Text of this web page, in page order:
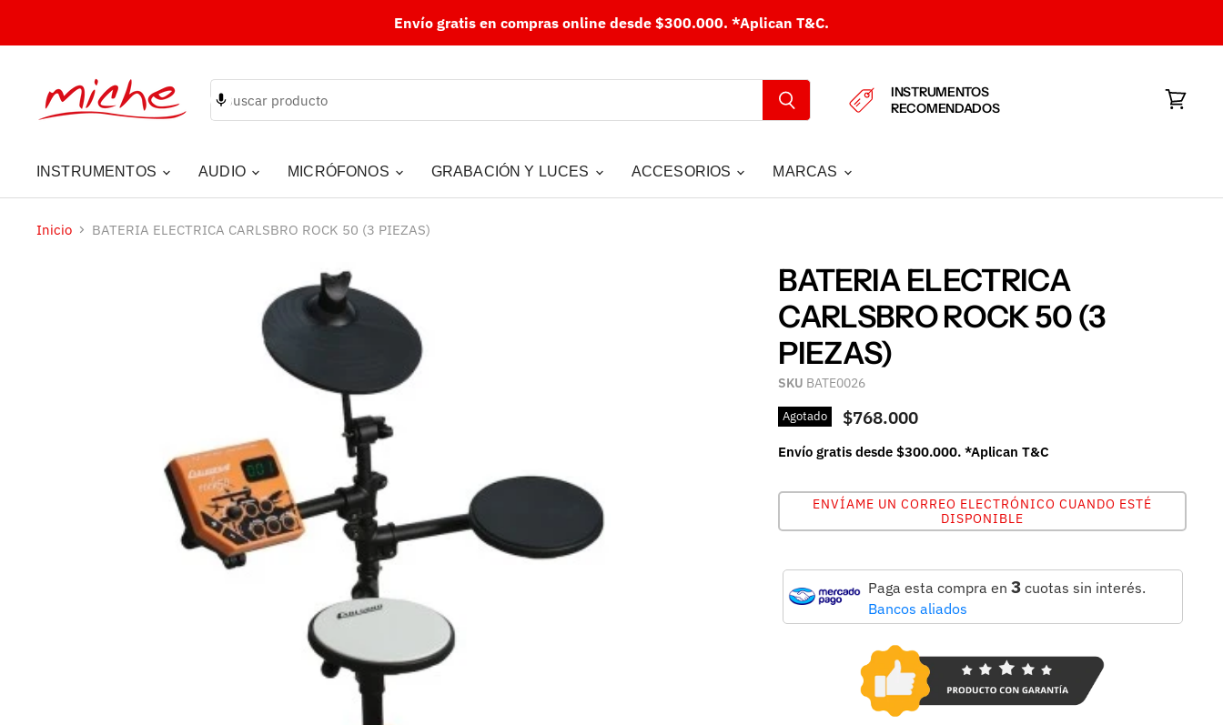
Envío gratis en compras online desde $300.000. *Aplican T&C.
INSTRUMENTOS
RECOMENDADOS
INSTRUMENTOS AUDIO MICRÓFONOS GRABACIÓN Y LUCES ACCESORIOS MARCAS
Inicio BATERIA ELECTRICA CARLSBRO ROCK 50 (3 PIEZAS)
BATERIA ELECTRICA
CARLSBRO ROCK 50 (3
PIEZAS)
SKU BATE0026
Agotado $768.000
Envío gratis desde $300.000. *Aplican T&C
ENVÍAME UN CORREO ELECTRÓNICO CUANDO ESTÉ
DISPONIBLE
Paga esta compra en 3cuotas sin interés.
Bancos aliados